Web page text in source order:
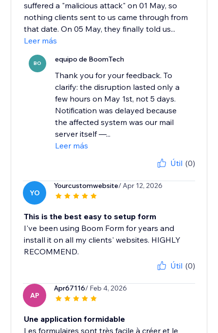
suffered a "malicious attack" on 01 May, so
nothing clients sent to us came through from
that date. On 05 May, they finally told us...
Leer más
BO equipo de BoomTech
Thank you for your feedback. To
clarify: the disruption lasted only a
few hours on May 1st, not 5 days.
Notification was delayed because
the affected system was our mail
server itself —...
Leer más
Útil (0)
YO
Yourcustomwebsite/ Apr 12, 2026
This is the best easy to setup form
I've been using Boom Form for years and
install it on all my clients' websites. HIGHLY
RECOMMEND.
Útil (0)
AP
Apr67116/ Feb 4, 2026
Une application formidable
Les formulaires sont très facile à créer et le